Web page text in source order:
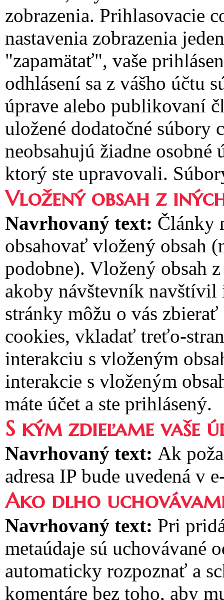
zobrazenia. Prihlasovacie
nastavenia zobrazenia
"zapamätať", vaše
odhlásení sa z vášho účtu
úprave alebo publikovaní
uložené dodatočné súbory
neobsahujú žiadne
ktorý ste upravovali.
Vložený obsah z
Navrhovaný text: Články
obsahovať vložený obsah
podobne). Vložený obsah
akoby návštevník
stránky môžu o vás
cookies, vkladať treťo-
interakciu s vloženým
interakcie s vloženým
máte účet a ste prihlásený.
S kým zdieľame vaše
Navrhovaný text: Ak
adresa IP bude uvedená v
Ako dlho
Navrhovaný text: Pri
metaúdaje sú uchovávané
automaticky rozpoznať a
komentáre bez toho, aby